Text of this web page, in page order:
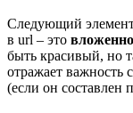
Следующий
в url – это
быть красивый, но
отражает важность
(если он составлен